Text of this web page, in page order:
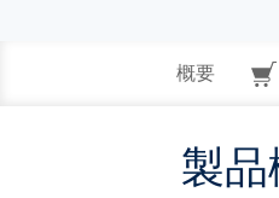
概要
製